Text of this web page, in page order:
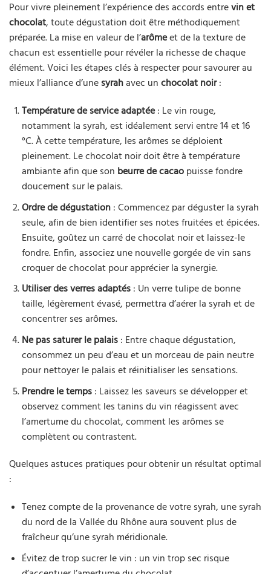
Pour vivre pleinement l’expérience des accords entrevin et
chocolat, toute dégustation doit être méthodiquement
préparée. La mise en valeur de l’arômeet de la texture de
chacun est essentielle pour révéler la richesse de chaque
élément. Voici les étapes clés à respecter pour savourer au
mieux l’alliance d’une syrahavec un chocolat noir:
Température de service adaptée: Le vin rouge,
notamment la syrah, est idéalement servi entre 14 et 16
°C. À cette température, les arômes se déploient
pleinement. Le chocolat noir doit être à température
ambiante afin que son beurre de cacaopuisse fondre
doucement sur le palais.
Ordre de dégustation: Commencez par déguster la syrah
seule, afin de bien identifier ses notes fruitées et épicées.
Ensuite, goûtez un carré de chocolat noir et laissez-le
fondre. Enfin, associez une nouvelle gorgée de vin sans
croquer de chocolat pour apprécier la synergie.
Utiliser des verres adaptés: Un verre tulipe de bonne
taille, légèrement évasé, permettra d’aérer la syrah et de
concentrer ses arômes.
Ne pas saturer le palais: Entre chaque dégustation,
consommez un peu d’eau et un morceau de pain neutre
pour nettoyer le palais et réinitialiser les sensations.
Prendre le temps: Laissez les saveurs se développer et
observez comment les tanins du vin réagissent avec
l’amertume du chocolat, comment les arômes se
complètent ou contrastent.
Quelques astuces pratiques pour obtenir un résultat optimal
:
Tenez compte de la provenance de votre syrah, une syrah
du nord de la Vallée du Rhône aura souvent plus de
fraîcheur qu’une syrah méridionale.
Évitez de trop sucrer le vin : un vin trop sec risque